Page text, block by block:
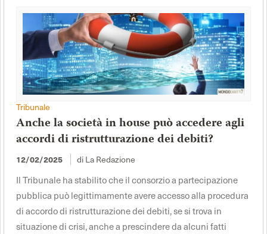
Tribunale
Anche la società in house può accedere agli
accordi di ristrutturazione dei debiti?
12/02/2025 di La Redazione
Il Tribunale ha stabilito che il consorzio a partecipazione
pubblica può legittimamente avere accesso alla procedura
di accordo di ristrutturazione dei debiti, se si trova in
situazione di crisi, anche a prescindere da alcuni fatti